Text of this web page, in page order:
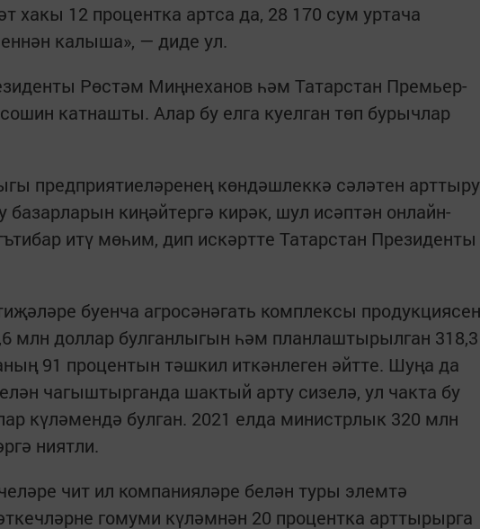
хакы 12 процентка артса да, 28 170 сум уртача
калыша», — диде ул.
Рөстәм Миңнеханов һәм Татарстан Премьер-
катнашты. Алар бу елга куелган төп бурычлар
предприятиеләренең көндәшлеккә сәләтен арттыру
базарларын киңәйтергә кирәк, шул исәптән онлайн-
итү мөһим, дип искәртте Татарстан Президенты
буенча агросәнәгать комплексы продукциясен
млн доллар булганлыгын һәм планлаштырылган 318,3
91 процентын тәшкил иткәнлеген әйтте. Шуңа да
чагыштырганда шактый арту сизелә, ул чакта бу
күләмендә булган. 2021 елда министрлык 320 млн
ниятли.
чит ил компанияләре белән туры элемтә
гомуми күләмнән 20 процентка арттырырга